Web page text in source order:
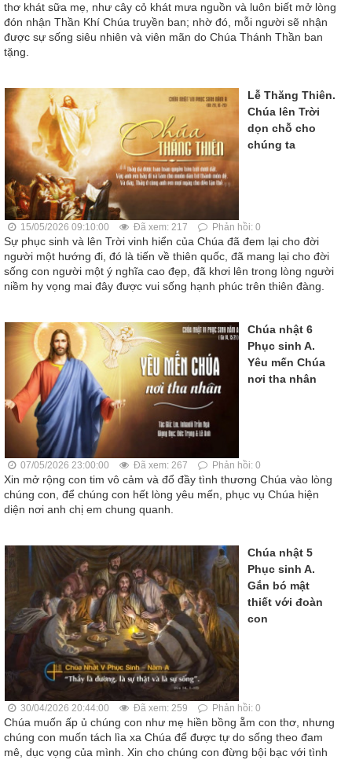
thơ khát sữa mẹ, như cây cỏ khát mưa nguồn và luôn biết mở lòng
đón nhận Thần Khí Chúa truyền ban; nhờ đó, mỗi người sẽ nhận
được sự sống siêu nhiên và viên mãn do Chúa Thánh Thần ban
tặng.
Lễ Thăng Thiên.
Chúa lên Trời
dọn chỗ cho
chúng ta
15/05/2026 09:10:00 Đã xem: 217 Phản hồi: 0
Sự phục sinh và lên Trời vinh hiển của Chúa đã đem lại cho đời
người một hướng đi, đó là tiến về thiên quốc, đã mang lại cho đời
sống con người một ý nghĩa cao đẹp, đã khơi lên trong lòng người
niềm hy vọng mai đây được vui sống hạnh phúc trên thiên đàng.
Chúa nhật 6
Phục sinh A.
Yêu mến Chúa
nơi tha nhân
07/05/2026 23:00:00 Đã xem: 267 Phản hồi: 0
Xin mở rộng con tim vô cảm và đổ đầy tình thương Chúa vào lòng
chúng con, để chúng con hết lòng yêu mến, phục vụ Chúa hiện
diện nơi anh chị em chung quanh.
Chúa nhật 5
Phục sinh A.
Gắn bó mật
thiết với đoàn
con
30/04/2026 20:44:00 Đã xem: 259 Phản hồi: 0
Chúa muốn ấp ủ chúng con như mẹ hiền bồng ẵm con thơ, nhưng
chúng con muốn tách lìa xa Chúa để được tự do sống theo đam
mê, dục vọng của mình. Xin cho chúng con đừng bội bạc với tình